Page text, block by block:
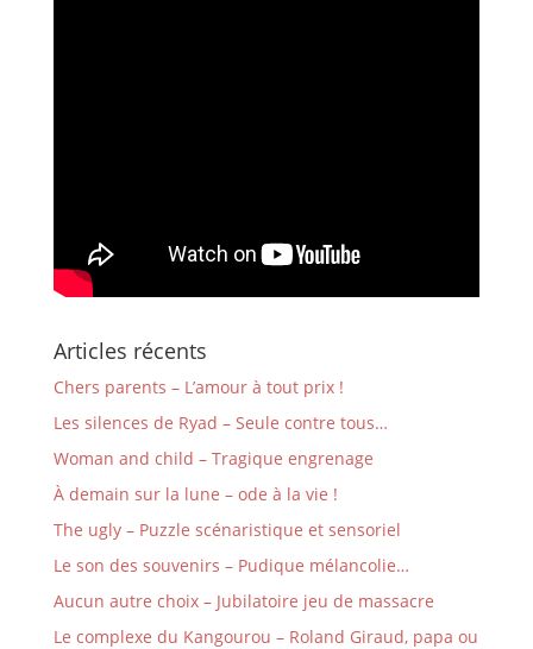
Articles récents
Chers parents – L’amour à tout prix !
Les silences de Ryad – Seule contre tous…
Woman and child – Tragique engrenage
À demain sur la lune – ode à la vie !
The ugly – Puzzle scénaristique et sensoriel
Le son des souvenirs – Pudique mélancolie…
Aucun autre choix – Jubilatoire jeu de massacre
Le complexe du Kangourou – Roland Giraud, papa ou